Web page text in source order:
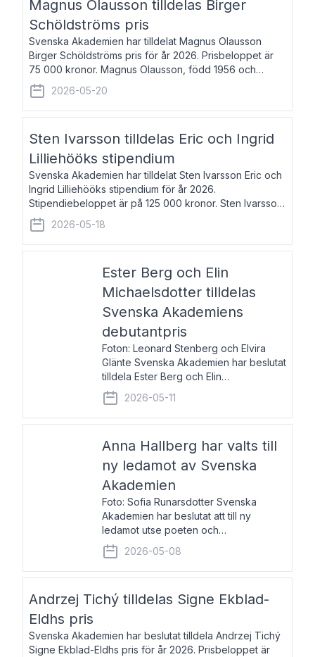
Magnus Olausson tilldelas Birger
Schöldströms pris
Svenska Akademien har tilldelat Magnus Olausson
Birger Schöldströms pris för år 2026. Prisbeloppet är
75 000 kronor. Magnus Olausson, född 1956 och
bosatt i Stockholm, är konstvetare, museiman och
hovman. Han disputerade 1993 vid Uppsala un
2026-05-20
Sten Ivarsson tilldelas Eric och Ingrid
Lilliehööks stipendium
Svenska Akademien har tilldelat Sten Ivarsson Eric och
Ingrid Lilliehööks stipendium för år 2026.
Stipendiebeloppet är på 125 000 kronor. Sten Ivarsson,
född 1979, är mediateksamordnare vid
Söderslättsgymnasiet i Trelleborg. Här har han på
2026-05-18
Ester Berg och Elin
Michaelsdotter tilldelas
Svenska Akademiens
debutantpris
Foton: Leonard Stenberg och Elvira
Glänte Svenska Akademien har beslutat
tilldela Ester Berg och Elin
Michaelsdotter Svenska Akademiens
debutantpris för år 2026. Priset är
nyinstiftat och syftar till att lyfta fram
2026-05-11
Anna Hallberg har valts till
ny ledamot av Svenska
Akademien
Foto: Sofia Runarsdotter Svenska
Akademien har beslutat att till ny
ledamot utse poeten och
litteraturkritikern Anna Hallberg. Hon
efterträder poeten Tua Forsström på
stol 18 och kommer att ta sitt inträde vid
2026-05-08
Andrzej Tichý tilldelas Signe Ekblad-
Eldhs pris
Svenska Akademien har beslutat tilldela Andrzej Tichý
Signe Ekblad-Eldhs pris för år 2026. Prisbeloppet är